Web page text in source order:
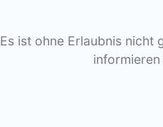
Es ist ohne Erlaubnis nicht